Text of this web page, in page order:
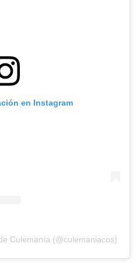
en Instagram
Culemanía (@culemaniacos)